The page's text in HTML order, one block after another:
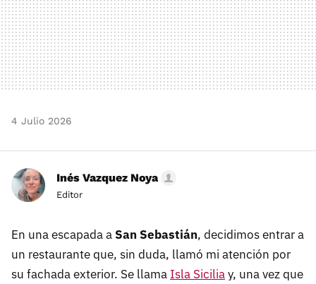
4 Julio 2026
Inés Vazquez Noya
Editor
En una escapada a San Sebastián, decidimos entrar a
un restaurante que, sin duda, llamó mi atención por
su fachada exterior. Se llama Isla Siciliay, una vez que